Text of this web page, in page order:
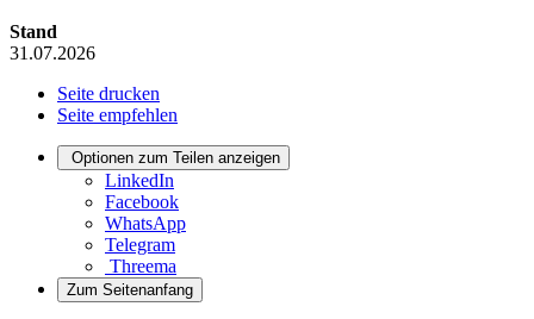
Stand
31.07.2026
Seite drucken
Seite empfehlen
Optionen zum Teilen anzeigen
LinkedIn
Facebook
WhatsApp
Telegram
Threema
Zum Seitenanfang